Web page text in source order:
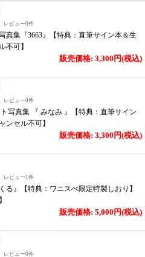
レビュー0件
真集『3663』【特典：直筆サイン本＆生
不可】
販売価格: 3,300円(税込)
レビュー0件
写真集 『 みなみ 』【特典：直筆サイン
ンセル不可】
販売価格: 3,300円(税込)
レビュー1件
る』【特典：ワニスぺ限定特製しおり】
販売価格: 5,000円(税込)
レビュー0件